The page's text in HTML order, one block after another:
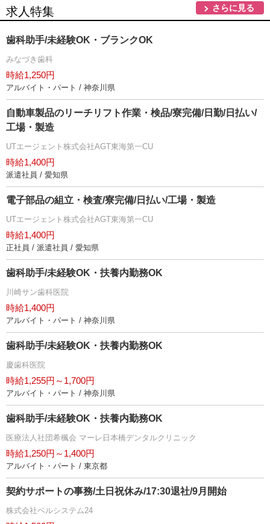
求人特集 さらに見る
歯科助手/未経験OK・ブランクOK
みなづき歯科
時給1,250円
アルバイト・パート / 神奈川県
自動車製品のリーチリフト作業・検品/寮完備/日勤/日払い/
工場・製造
UTエージェント株式会社AGT東海第一CU
時給1,400円
派遣社員 / 愛知県
電子部品の組立・検査/寮完備/日払い/工場・製造
UTエージェント株式会社AGT東海第一CU
時給1,400円
正社員 / 派遣社員 / 愛知県
歯科助手/未経験OK・扶養内勤務OK
川崎サン歯科医院
時給1,400円
アルバイト・パート / 神奈川県
歯科助手/未経験OK・扶養内勤務OK
慶歯科医院
時給1,255円～1,700円
アルバイト・パート / 神奈川県
歯科助手/未経験OK・扶養内勤務OK
医療法人社団希楓会 マーレ日本橋デンタルクリニック
時給1,250円～1,400円
アルバイト・パート / 東京都
契約サポートの事務/土日祝休み/17:30退社/9月開始
株式会社ベルシステム24